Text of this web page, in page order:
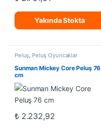
Yakında Stokta
Peluş, Peluş Oyuncaklar
Sunman Mickey Core Peluş 76
cm
₺2.232,92